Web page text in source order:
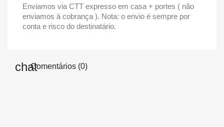
Enviamos via CTT expresso em casa + portes ( não
enviamos à cobrança ). Nota: o envio é sempre por
conta e risco do destinatário.
Comentários (0)